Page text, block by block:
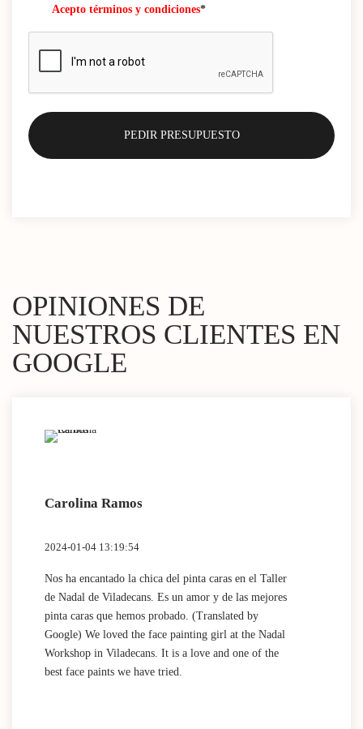
Acepto términos y condiciones*
OPINIONES DE
NUESTROS CLIENTES EN
GOOGLE
Carolina Ramos
2024-01-04 13:19:54
Nos ha encantado la chica del pinta caras en el Taller
de Nadal de Viladecans. Es un amor y de las mejores
pinta caras que hemos probado. (Translated by
Google) We loved the face painting girl at the Nadal
Workshop in Viladecans. It is a love and one of the
best face paints we have tried.